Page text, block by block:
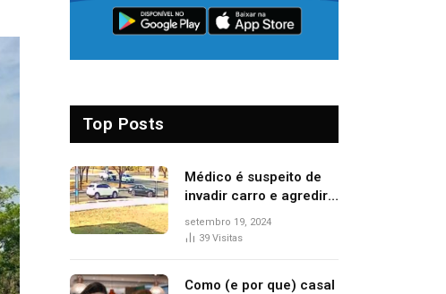
Top Posts
Médico é suspeito de
invadir carro e agredir
delegado aposentado
durante confusão no
setembro 19, 2024
39 Visitas
Como (e por que) casal